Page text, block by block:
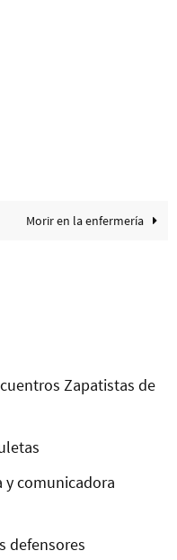
Morir en la enfermería
Zapatistas de
y comunicadora
defensores